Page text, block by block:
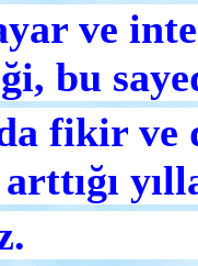
ve
bu
fikir ve
arttığı